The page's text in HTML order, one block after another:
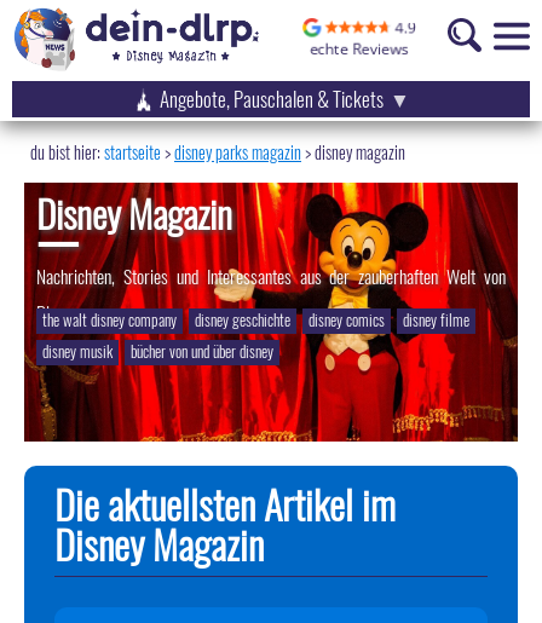
Angebote, Pauschalen & Tickets
startseite disney parks magazin>disney magazin
Disney Magazin
Nachrichten, Stories und Interessantes aus der zauberhaften Welt von
Disney
the walt disney company disney geschichte disney comics
disney filme
disney musik
bücher von und über disney
Die aktuellsten Artikel im
Disney Magazin